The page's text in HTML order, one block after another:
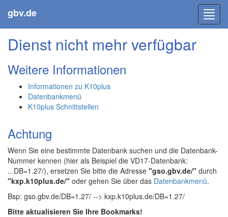
gbv.de
Dienst nicht mehr verfügbar
Weitere Informationen
Informationen zu K10plus
Datenbankmenü
K10plus Schnittstellen
Achtung
Wenn Sie eine bestimmte Datenbank suchen und die Datenbank-
Nummer kennen (hier als Beispiel die VD17-Datenbank:
...DB=1.27/), ersetzen Sie bitte die Adresse "gso.gbv.de/" durch
"kxp.k10plus.de/" oder gehen Sie über das Datenbankmenü.
Bsp: gso.gbv.de/DB=1.27/ --> kxp.k10plus.de/DB=1.27/
Bitte aktualisieren Sie Ihre Bookmarks!